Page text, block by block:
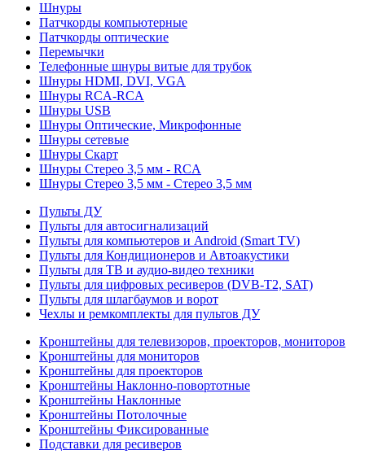
Шнуры
Патчкорды компьютерные
Патчкорды оптические
Перемычки
Телефонные шнуры витые для трубок
Шнуры HDMI, DVI, VGA
Шнуры RCA-RCA
Шнуры USB
Шнуры Оптические, Микрофонные
Шнуры сетевые
Шнуры Скарт
Шнуры Стерео 3,5 мм - RCA
Шнуры Стерео 3,5 мм - Стерео 3,5 мм
Пульты ДУ
Пульты для автосигнализаций
Пульты для компьютеров и Android (Smart TV)
Пульты для Кондиционеров и Автоакустики
Пульты для ТВ и аудио-видео техники
Пульты для цифровых ресиверов (DVB-T2, SAT)
Пульты для шлагбаумов и ворот
Чехлы и ремкомплекты для пультов ДУ
Кронштейны для телевизоров, проекторов, мониторов
Кронштейны для мониторов
Кронштейны для проекторов
Кронштейны Наклонно-повортотные
Кронштейны Наклонные
Кронштейны Потолочные
Кронштейны Фиксированные
Подставки для ресиверов